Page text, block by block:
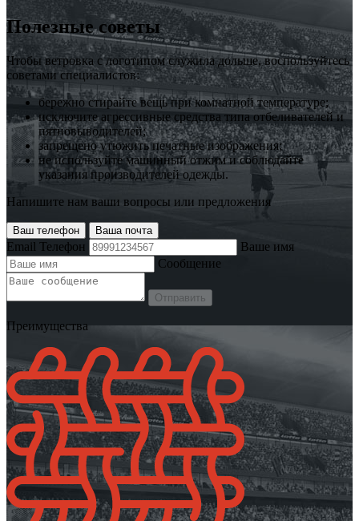
Полезные советы
Чтобы ветровка с логотипом служила дольше, воспользуйтесь
советами специалистов:
бережно стирайте вещь при комнатной температуре;
исключите агрессивные средства типа отбеливателей и
пятновыводителей;
запрещено утюжить печатные изображения;
не используйте машинный отжим и соблюдайте
указания производителей одежды.
Напишите нам ваши вопросы или предложения
Ваш телефон Ваша почта
Email Телефон
Ваше имя
Сообщение
Отправить
Преимущества